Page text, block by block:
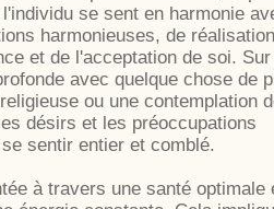
se sent en harmonie
harmonieuses, de
et de l'acceptation de soi.
avec quelque chose de
ou une contemplation
désirs et les préoccupations
sentir entier et comblé.
à travers une santé optimale